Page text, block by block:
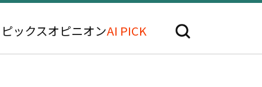
ピックスオピニオンAI PICK